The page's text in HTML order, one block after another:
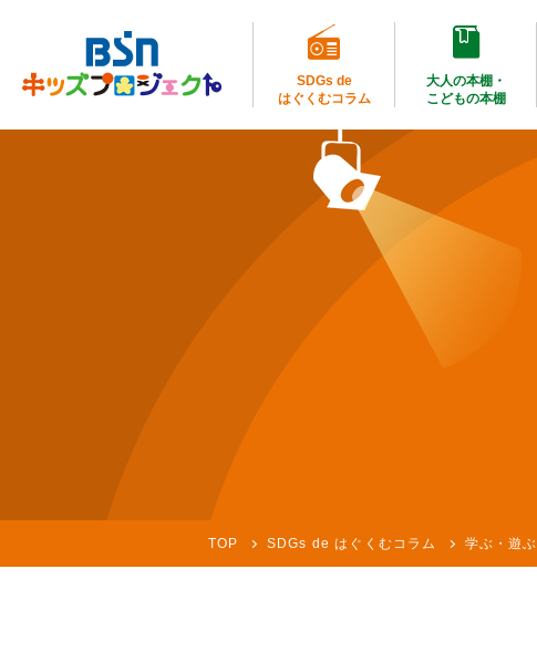
SDGs de
はぐくむコラム
大人の本棚・
こどもの本棚
TOP SDGs de はぐくむコラム 学ぶ・遊ぶ